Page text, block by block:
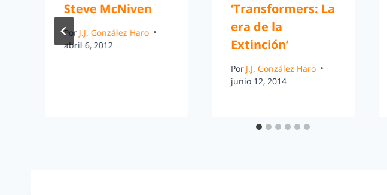
Steve McNiven
PorJ.J. González Haro
abril 6, 2012
‘Transformers: La
era de la
Extinción’
Por J.J. González Haro
junio 12, 2014